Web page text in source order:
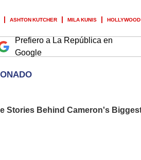
ASHTON KUTCHER MILA KUNIS HOLLYWOOD
Prefiero a La República en
Google